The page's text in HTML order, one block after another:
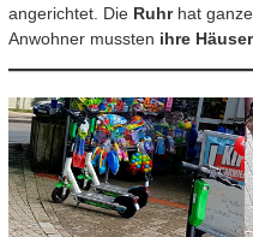
angerichtet. Die Ruhr hat
Anwohner mussten ihre